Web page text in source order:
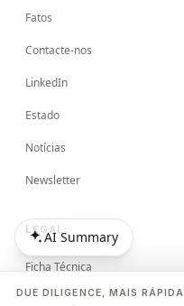
DUE DILIGENCE, MAIS RÁPIDA
Fatos
Contacte-nos
LinkedIn
Estado
Notícias
Newsletter
LEGAL
Ficha Técnica
Termos
AI Summary
AI Summary